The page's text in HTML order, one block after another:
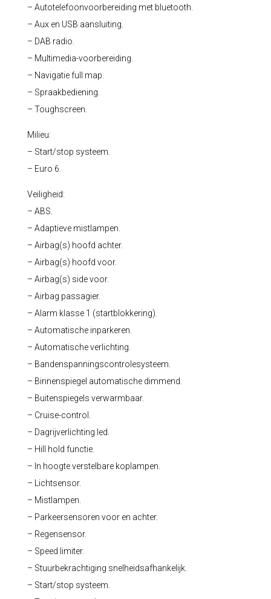
– Autotelefoonvoorbereiding met bluetooth.
– Aux en USB aansluiting.
– DAB radio.
– Multimedia-voorbereiding.
– Navigatie full map.
– Spraakbediening.
– Toughscreen.
Milieu:
– Start/stop systeem.
– Euro 6.
Veiligheid:
– ABS.
– Adaptieve mistlampen.
– Airbag(s) hoofd achter.
– Airbag(s) hoofd voor.
– Airbag(s) side voor.
– Airbag passagier.
– Alarm klasse 1 (startblokkering).
– Automatische inparkeren.
– Automatische verlichting.
– Bandenspanningscontrolesysteem.
– Binnenspiegel automatische dimmend.
– Buitenspiegels verwarmbaar.
– Cruise-control.
– Dagrijverlichting led.
– Hill hold functie.
– In hoogte verstelbare koplampen.
– Lichtsensor.
– Mistlampen.
– Parkeersensoren voor en achter.
– Regensensor.
– Speed limiter.
– Stuurbekrachtiging snelheidsafhankelijk.
– Start/stop systeem.